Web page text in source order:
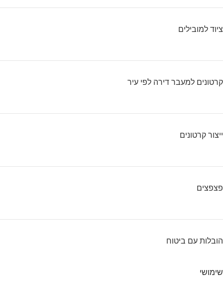
ציוד למובילים
קרטונים למעבר דירה לפי עיר
ייצור קרטונים
פצפצים
הובלות עם ביטוח
שימושי